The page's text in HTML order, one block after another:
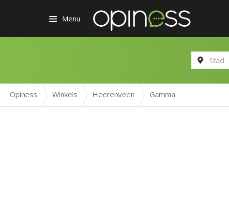
Menu
Opiness Winkels Heerenveen Gamma